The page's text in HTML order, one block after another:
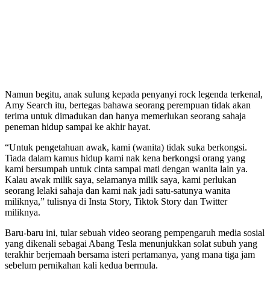
Namun begitu, anak sulung kepada penyanyi rock legenda terkenal,
Amy Search itu, bertegas bahawa seorang perempuan tidak akan
terima untuk dimadukan dan hanya memerlukan seorang sahaja
peneman hidup sampai ke akhir hayat.
“Untuk pengetahuan awak, kami (wanita) tidak suka berkongsi.
Tiada dalam kamus hidup kami nak kena berkongsi orang yang
kami bersumpah untuk cinta sampai mati dengan wanita lain ya.
Kalau awak milik saya, selamanya milik saya, kami perlukan
seorang lelaki sahaja dan kami nak jadi satu-satunya wanita
miliknya,” tulisnya di Insta Story, Tiktok Story dan Twitter
miliknya.
Baru-baru ini, tular sebuah video seorang pempengaruh media sosial
yang dikenali sebagai Abang Tesla menunjukkan solat subuh yang
terakhir berjemaah bersama isteri pertamanya, yang mana tiga jam
sebelum pernikahan kali kedua bermula.